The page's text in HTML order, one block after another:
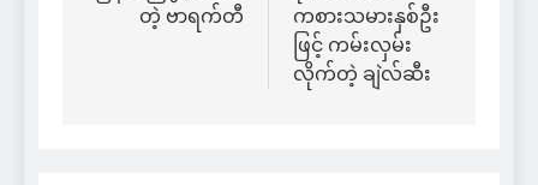
တဲ့ ဗာရက်တီ
ကစားသမားနှစ်ဦး
ဖြင့် ကမ်းလှမ်း
လိုက်တဲ့ ချဲလ်ဆီး